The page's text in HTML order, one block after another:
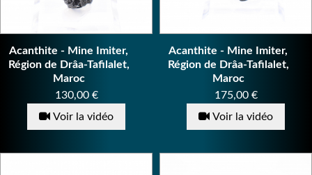
Acanthite - Mine Imiter,
Région de Drâa-Tafilalet,
Maroc
Prix
130,00 €
Voir la vidéo
Acanthite - Mine Imiter,
Région de Drâa-Tafilalet,
Maroc
Prix
175,00 €
Voir la vidéo